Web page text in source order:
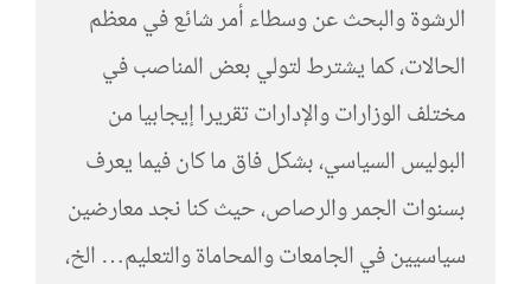
الرشوة والبحث عن وسطاء أمر شائع في معظم
الحالات، كما يشترط لتولي بعض المناصب في
مختلف الوزارات والإدارات تقريرا إيجابيا من
البوليس السياسي، بشكل فاق ما كان فيما يعرف
بسنوات الجمر والرصاص، حيث كنا نجد معارضين
سياسيين في الجامعات والمحاماة والتعليم… الخ،